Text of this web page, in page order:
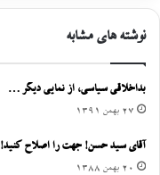
نوشته های مشابه
بداخلاقی سیاسی، از نمایی دیگر …
27 بهمن 1391
آقای سید حسن! جهت را اصلاح کنید!
20 بهمن 1388